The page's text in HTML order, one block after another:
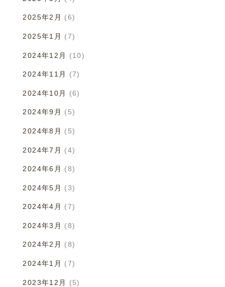
2025年2月 (6)
2025年1月 (7)
2024年12月 (10)
2024年11月 (7)
2024年10月 (6)
2024年9月 (5)
2024年8月 (5)
2024年7月 (4)
2024年6月 (8)
2024年5月 (3)
2024年4月 (7)
2024年3月 (8)
2024年2月 (8)
2024年1月 (7)
2023年12月 (5)